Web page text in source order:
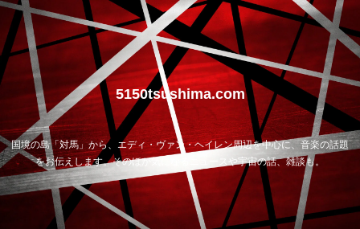
5150tsushima.com
国境の島「対馬」から、エディ・ヴァン・ヘイレン周辺を中心に、音楽の話題
をお伝えします。そのほか気になるニュースや宇宙の話、雑談も。